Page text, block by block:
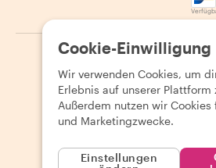
Seitenübersicht
Cookie-Einwilligung
Wir verwenden Cookies, um
Erlebnis auf unserer Plattform
Außerdem nutzen wir Cookies
und Marketingzwecke.
Einstellungen